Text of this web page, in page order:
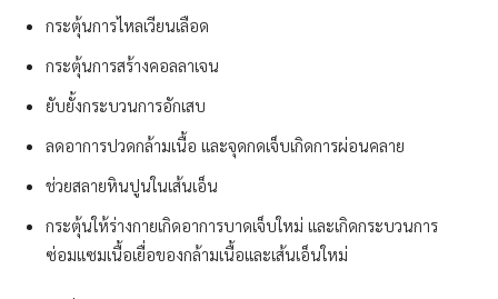
กระตุ้นการไหลเวียนเลือด
กระตุ้นการสร้างคอลลาเจน
ยับยั้งกระบวนการอักเสบ
ลดอาการปวดกล้ามเนื้อ และจุดกดเจ็บเกิดการผ่อนคลาย
ช่วยสลายหินปูนในเส้นเอ็น
กระตุ้นให้ร่างกายเกิดอาการบาดเจ็บใหม่ และเกิดกระบวนการ
ซ่อมแซมเนื้อเยื่อของกล้ามเนื้อและเส้นเอ็นใหม่